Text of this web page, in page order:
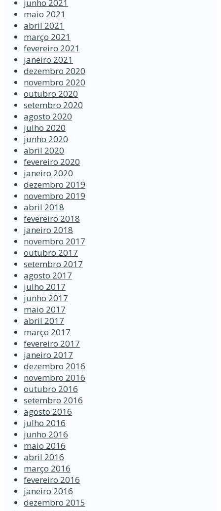
junho 2021
maio 2021
abril 2021
março 2021
fevereiro 2021
janeiro 2021
dezembro 2020
novembro 2020
outubro 2020
setembro 2020
agosto 2020
julho 2020
junho 2020
abril 2020
fevereiro 2020
janeiro 2020
dezembro 2019
novembro 2019
abril 2018
fevereiro 2018
janeiro 2018
novembro 2017
outubro 2017
setembro 2017
agosto 2017
julho 2017
junho 2017
maio 2017
abril 2017
março 2017
fevereiro 2017
janeiro 2017
dezembro 2016
novembro 2016
outubro 2016
setembro 2016
agosto 2016
julho 2016
junho 2016
maio 2016
abril 2016
março 2016
fevereiro 2016
janeiro 2016
dezembro 2015